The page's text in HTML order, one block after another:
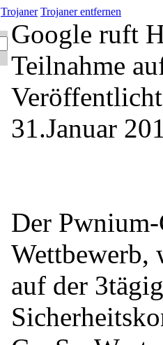
Trojaner Trojaner entfernen
Google ruft
Teilnahme
31.Januar
Der
Wettbewerb,
auf der